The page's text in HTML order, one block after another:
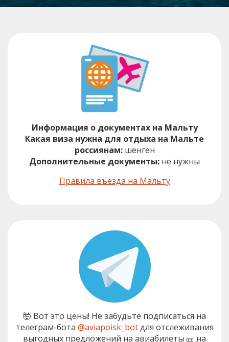
Информация о документах на Мальту
Какая виза нужна для отдыха на Мальте
россиянам:шенген
Дополнительные документы: не нужны
Правила въезда на Мальту
🤯 Вот это цены! Не забудьте подписаться на
телеграм-бота @aviapoisk_botдля отслеживания
выгодных предложений на авиабилеты 🎫 на